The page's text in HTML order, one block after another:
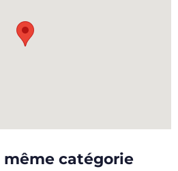
même catégorie